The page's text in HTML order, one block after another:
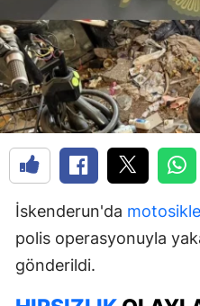
İskenderun'da
polis operasyonuyla
gönderildi.